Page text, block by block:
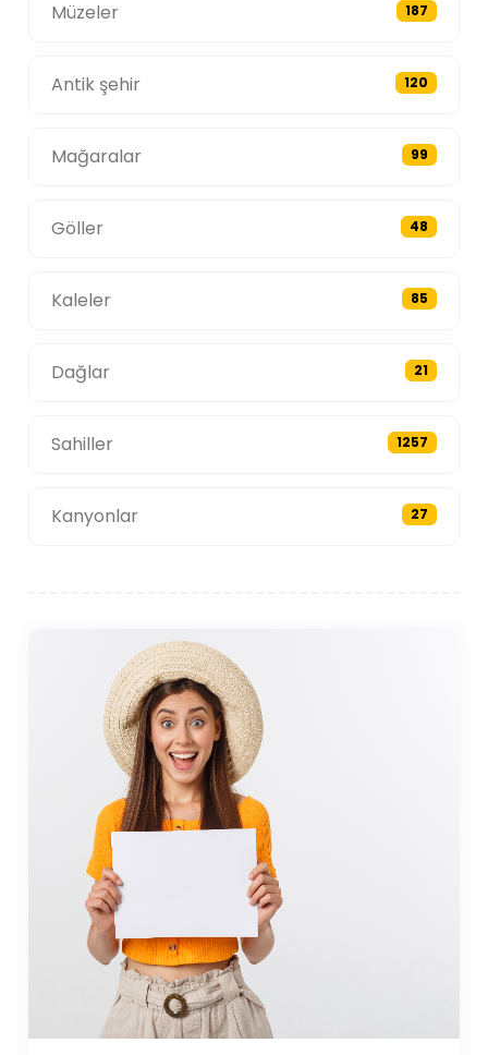
Müzeler 187
Antik şehir 120
Mağaralar 99
Göller 48
Kaleler 85
Dağlar 21
Sahiller 1257
Kanyonlar 27